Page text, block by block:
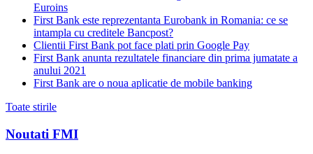
Euroins
First Bank este reprezentanta Eurobank in Romania: ce se
intampla cu creditele Bancpost?
Clientii First Bank pot face plati prin Google Pay
First Bank anunta rezultatele financiare din prima jumatate a
anului 2021
First Bank are o noua aplicatie de mobile banking
Toate stirile
Noutati FMI